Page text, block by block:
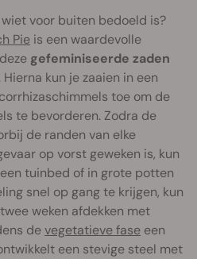
voor buiten bedoeld is?
Pie is een waardevolle
gefeminiseerde zaden
kun je zaaien in een
toe om de
te bevorderen. Zodra de
de randen van elke
op vorst geweken is, kun
tuinbed of in grote potten
snel op gang te krijgen, kun
weken afdekken met
devegetatieve fase een
een stevige steel met